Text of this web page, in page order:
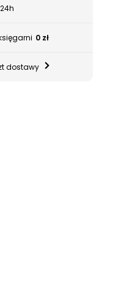
0 zł
dostawy